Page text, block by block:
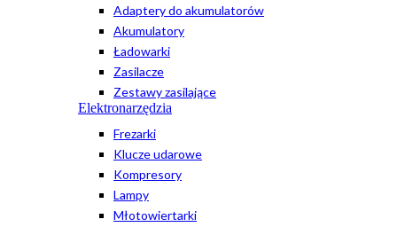
Adaptery do akumulatorów
Akumulatory
Ładowarki
Zasilacze
Zestawy zasilające
Elektronarzędzia
Frezarki
Klucze udarowe
Kompresory
Lampy
Młotowiertarki